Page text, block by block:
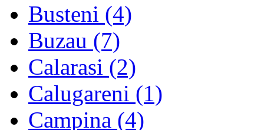
Busteni (4)
Buzau (7)
Calarasi (2)
Calugareni (1)
Campina (4)